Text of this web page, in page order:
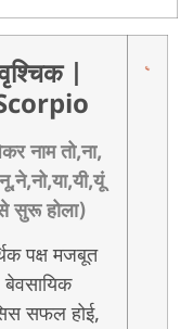
नाम तो,ना,
सुरू होला)
पक्ष मजबूत
बेवसायिक
सफल होई,